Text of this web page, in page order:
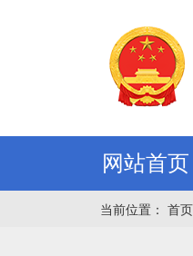
网站首页
当前位置： 首页